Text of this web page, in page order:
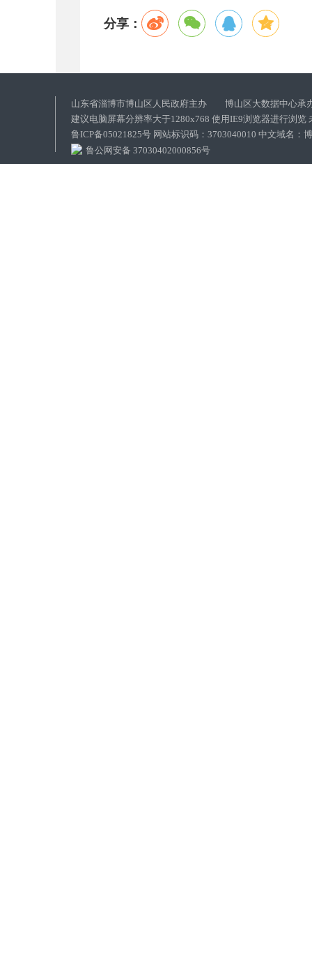
分享：
山东省淄博市博山区人民政府主办 博山区大数据中心承
建议电脑屏幕分辨率大于1280x768 使用IE9浏览器进行浏览
鲁ICP备05021825号 网站标识码：3703040010 中文域名：
鲁公网安备 37030402000856号